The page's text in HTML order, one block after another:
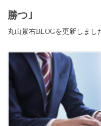
勝つ｣
丸山景右BLOGを更新しまし